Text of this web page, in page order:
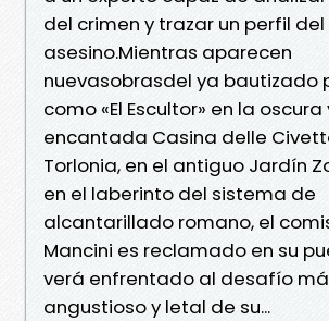
del crimen y trazar un perfil del
asesino.Mientras aparecen
nuevasobrasdel ya bautizado
como «El Escultor» en la oscura
encantada Casina delle
Torlonia, en el antiguo Jardín
en el laberinto del sistema de
alcantarillado romano, el
Mancini es reclamado en su
verá enfrentado al desafío
angustioso y letal de su...